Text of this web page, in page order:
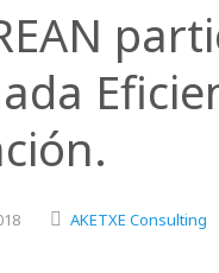
AKETXE Consulting